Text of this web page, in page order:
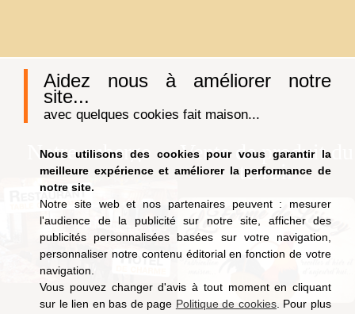
Aidez nous à améliorer notre
site...
avec quelques cookies fait maison...
Nous utilisons des cookies pour vous garantir la
meilleure expérience et améliorer la performance de
notre site.
Notre site web et nos partenaires peuvent : mesurer
l'audience de la publicité sur notre site, afficher des
publicités personnalisées basées sur votre navigation,
personnaliser notre contenu éditorial en fonction de votre
navigation.
Vous pouvez changer d'avis à tout moment en cliquant
sur le lien en bas de page Politique de cookies. Pour plus
Notre auberge
Vente de produit du
terroir